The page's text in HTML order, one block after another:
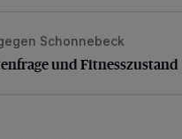
und Fitnesszustand
Schonnebeck
und Fitnesszustand
Freiheit